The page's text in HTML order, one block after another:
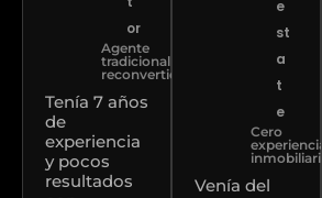
or
Agente
tradicional
reconvertido
Tenía 7 años
de
experiencia
y pocos
resultados
e
st
a
t
e
Cero
experiencia
inmobiliaria
Venía del